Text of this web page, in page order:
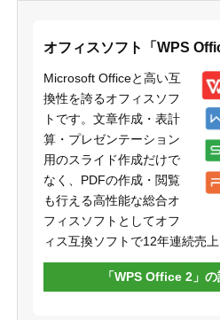
オフィスソフト「WPS
Microsoft Officeと高い互
換性を誇るオフィスソフ
トです。文章作成・表計
算・プレゼンテーション
用のスライド作成だけで
なく、PDFの作成・閲覧
も行える高性能な総合オ
フィスソフトとしてオフ
ィス互換ソフトで12年連続売
「WPS Office 2」